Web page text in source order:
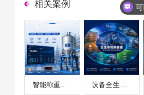
相关案例
智能称重系统案例